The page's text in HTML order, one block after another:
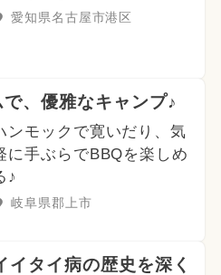
愛知県名古屋市港区
、優雅なキャンプ♪
ンモックで寛いだり、気
に手ぶらでBBQを楽しめ
♪
岐阜県郡上市
イタイ病の歴史を深く